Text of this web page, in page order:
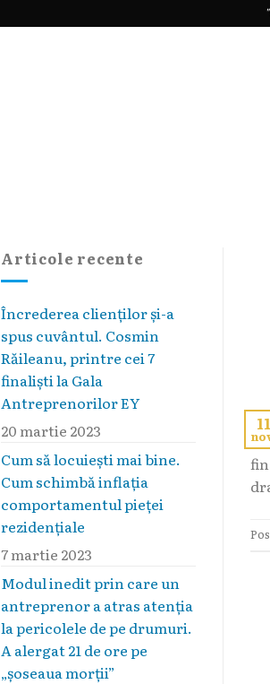
Articole recente
Încrederea clienților și-a
spus cuvântul. Cosmin
Răileanu, printre cei 7
finaliști la Gala
Antreprenorilor EY
20 martie 2023
Cum să locuieşti mai bine.
Cum schimbă inflaţia
comportamentul pieţei
rezidenţiale
7 martie 2023
Modul inedit prin care un
antreprenor a atras atenția
la pericolele de pe drumuri.
A alergat 21 de ore pe
„șoseaua morții”
11